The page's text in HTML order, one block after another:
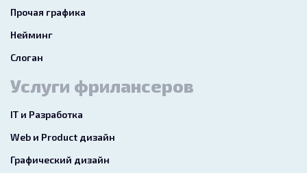
Прочая графика
Нейминг
Слоган
Услуги фрилансеров
IT и Разработка
Web и Product дизайн
Графический дизайн